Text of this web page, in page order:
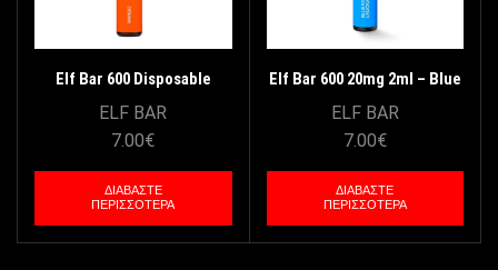
Elf Bar 600 Disposable
Mango 20mg/2ml
ELF BAR
7.00€
ΔΙΑΒΆΣΤΕ
ΠΕΡΙΣΣΌΤΕΡΑ
Elf Bar 600 20mg 2ml – Blue
Razz Lemonade
ELF BAR
7.00€
ΔΙΑΒΆΣΤΕ
ΠΕΡΙΣΣΌΤΕΡΑ